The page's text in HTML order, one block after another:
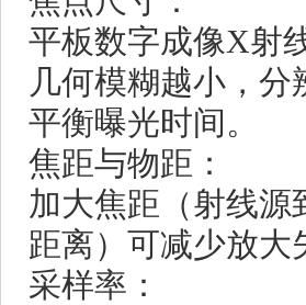
平板数字成像X射
几何模糊越小，
平衡曝光时间。
焦距与物距：
加大焦距（射线
距离）可减少放大
采样率：